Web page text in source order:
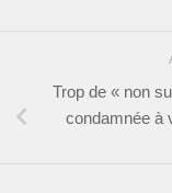
Trop de « non
condamnée à